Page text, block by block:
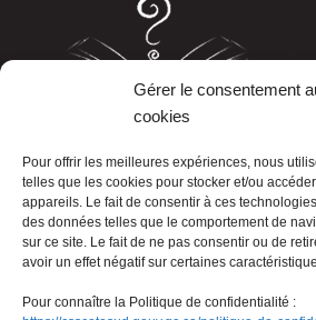
Gérer le consentement
cookies
Pour offrir les meilleures expériences, nous
telles que les cookies pour stocker et/ou
appareils. Le fait de consentir à ces
des données telles que le comportement de
sur ce site. Le fait de ne pas consentir ou de
avoir un effet négatif sur certaines
Pour connaître la Politique de confidentialité :
LISTE TÉLÉPHONIQUE